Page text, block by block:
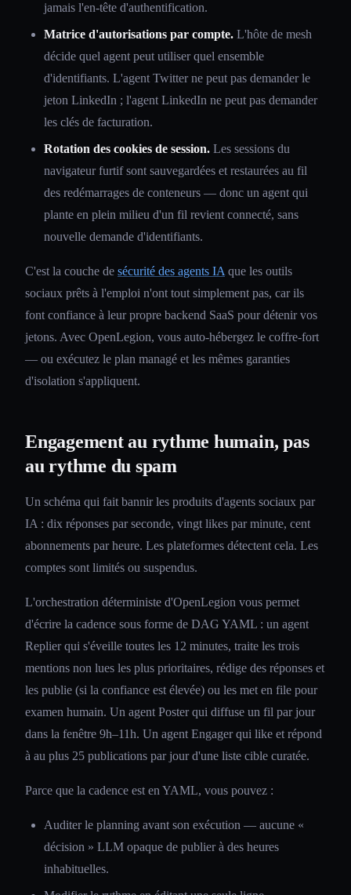
jamais l'en-tête d'authentification.
Matrice d'autorisations par compte. L'hôte de mesh
décide quel agent peut utiliser quel ensemble
d'identifiants. L'agent Twitter ne peut pas demander le
jeton LinkedIn ; l'agent LinkedIn ne peut pas demander
les clés de facturation.
Rotation des cookies de session. Les sessions du
navigateur furtif sont sauvegardées et restaurées au fil
des redémarrages de conteneurs — donc un agent qui
plante en plein milieu d'un fil revient connecté, sans
nouvelle demande d'identifiants.
C'est la couche de sécurité des agents IA que les outils
sociaux prêts à l'emploi n'ont tout simplement pas, car ils
font confiance à leur propre backend SaaS pour détenir vos
jetons. Avec OpenLegion, vous auto-hébergez le coffre-fort
— ou exécutez le plan managé et les mêmes garanties
d'isolation s'appliquent.
Engagement au rythme humain, pas
au rythme du spam
Un schéma qui fait bannir les produits d'agents sociaux par
IA : dix réponses par seconde, vingt likes par minute, cent
abonnements par heure. Les plateformes détectent cela. Les
comptes sont limités ou suspendus.
L'orchestration déterministe d'OpenLegion vous permet
d'écrire la cadence sous forme de DAG YAML : un agent
Replier qui s'éveille toutes les 12 minutes, traite les trois
mentions non lues les plus prioritaires, rédige des réponses et
les publie (si la confiance est élevée) ou les met en file pour
examen humain. Un agent Poster qui diffuse un fil par jour
dans la fenêtre 9h–11h. Un agent Engager qui like et répond
à au plus 25 publications par jour d'une liste cible curatée.
Parce que la cadence est en YAML, vous pouvez :
Auditer le planning avant son exécution — aucune «
décision » LLM opaque de publier à des heures
inhabituelles.